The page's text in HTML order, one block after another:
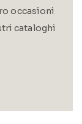
occasioni
cataloghi